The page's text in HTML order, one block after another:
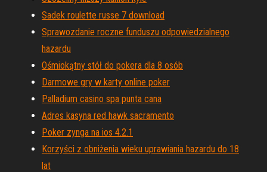
Sadek roulette russe 7 download
Sprawozdanie roczne funduszu odpowiedzialnego
hazardu
Ośmiokątny stół do pokera dla 8 osób
Darmowe gry w karty online poker
Palladium casino spa punta cana
Adres kasyna red hawk sacramento
Poker zynga na ios 4.2.1
Korzyści z obniżenia wieku uprawiania hazardu do 18
lat